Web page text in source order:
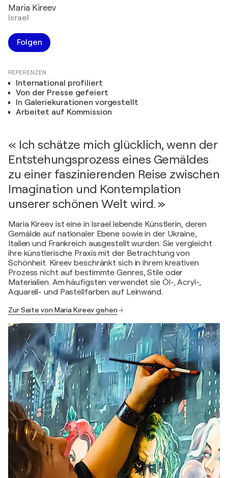
Maria Kireev
Israel
Folgen
REFERENZEN
International profiliert
Von der Presse gefeiert
In Galeriekurationen vorgestellt
Arbeitet auf Kommission
« Ich schätze mich glücklich, wenn der
Entstehungsprozess eines Gemäldes
zu einer faszinierenden Reise zwischen
Imagination und Kontemplation
unserer schönen Welt wird. »
Maria Kireev ist eine in Israel lebende Künstlerin, deren
Gemälde auf nationaler Ebene sowie in der Ukraine,
Italien und Frankreich ausgestellt wurden. Sie vergleicht
ihre künstlerische Praxis mit der Betrachtung von
Schönheit. Kireev beschränkt sich in ihrem kreativen
Prozess nicht auf bestimmte Genres, Stile oder
Materialien. Am häufigsten verwendet sie Öl-, Acryl-,
Aquarell- und Pastellfarben auf Leinwand.
Zur Seite von Maria Kireev gehen